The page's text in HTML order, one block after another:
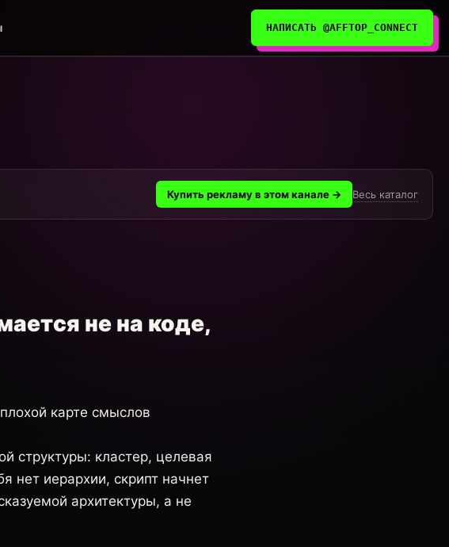
НАПИСАТЬ @AFFTOP_CONNECT
Купить рекламу в этом канале → Весь каталог
не на коде,
карте смыслов
структуры: кластер, целевая
нет иерархии, скрипт начнет
архитектуры, а не